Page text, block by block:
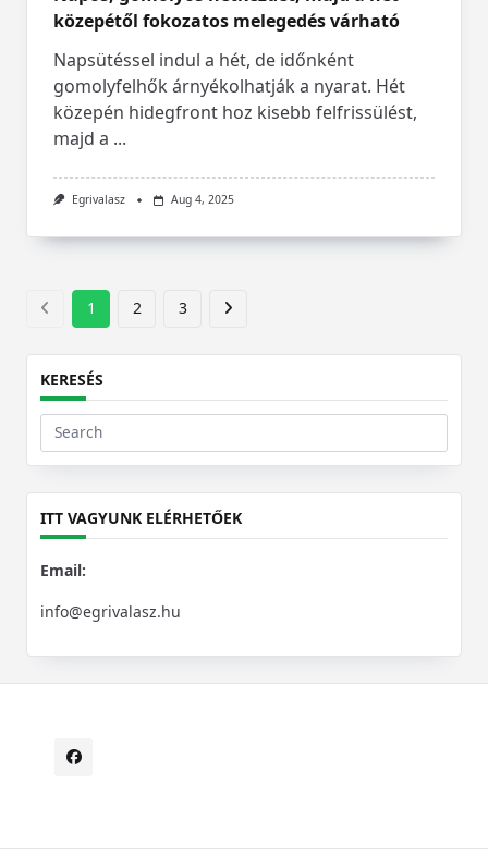
közepétől fokozatos melegedés várható
Napsütéssel indul a hét, de időnként
gomolyfelhők árnyékolhatják a nyarat. Hét
közepén hidegfront hoz kisebb felfrissülést,
majd a ...
Egrivalasz Aug 4, 2025
1 2 3
KERESÉS
Search
for:
ITT VAGYUNK ELÉRHETŐEK
Email:
info@egrivalasz.hu